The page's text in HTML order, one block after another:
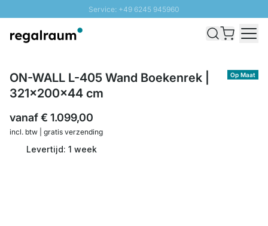
Service: +49 6245 945960
Snelle levering - Gratis verzending vanaf €100
Op Maat
ON-WALL L-405 Wand Boekenrek |
321x200x44 cm
vanaf€ 1.099,00
incl. btw | gratis verzending
Levertijd: 1 week